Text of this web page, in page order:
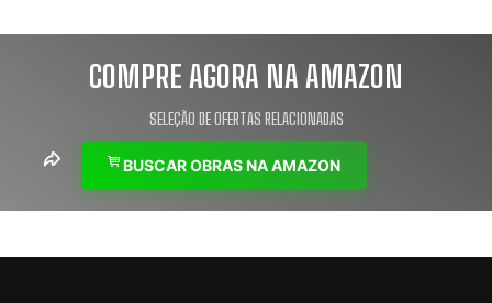
COMPRE AGORA NA AMAZON
SELEÇÃO DE OFERTAS RELACIONADAS
BUSCAR OBRAS NA AMAZON